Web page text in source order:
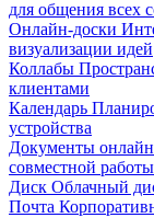
для общения всех
Онлайн-доски
визуализации идей
Коллабы
клиентами
Календарь
устройства
Документы онлайн
совместной
Диск Облачный
Почта